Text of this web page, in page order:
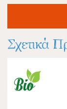
Σχετικά